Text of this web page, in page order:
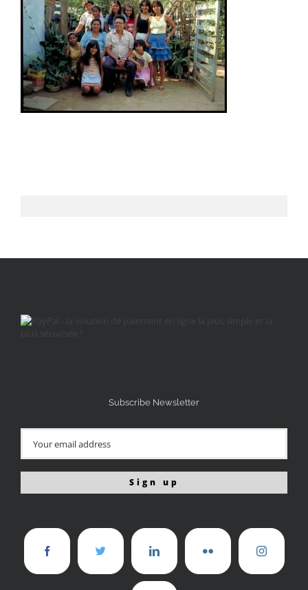
Subscribe Newsletter